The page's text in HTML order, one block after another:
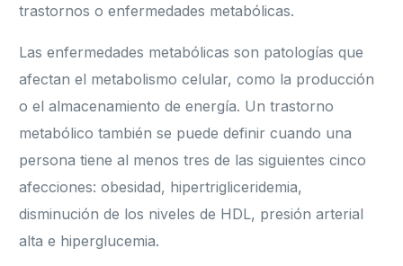
trastornos o enfermedades metabólicas.
Las enfermedades metabólicas son patologías que
afectan el metabolismo celular, como la producción
o el almacenamiento de energía. Un trastorno
metabólico también se puede definir cuando una
persona tiene al menos tres de las siguientes cinco
afecciones: obesidad, hipertrigliceridemia,
disminución de los niveles de HDL, presión arterial
alta e hiperglucemia.